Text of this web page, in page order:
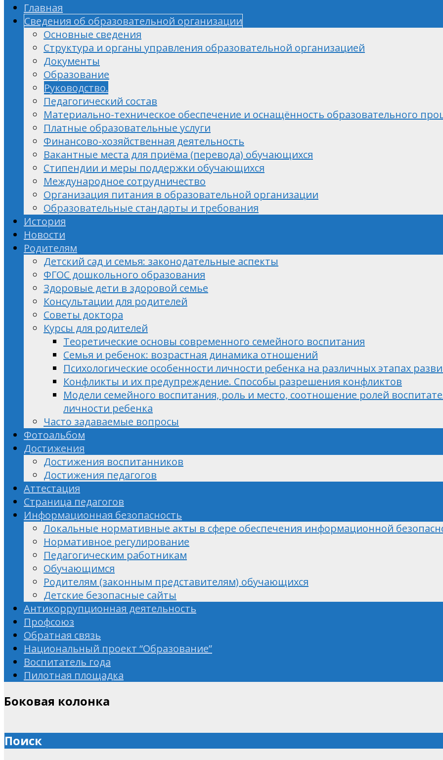
Главная
Сведения об образовательной организации
Основные сведения
Структура и органы управления образовательной организацией
Документы
Образование
Руководство.
Педагогический состав
Материально-техническое обеспечение и оснащённость образовательного
Платные образовательные услуги
Финансово-хозяйственная деятельность
Вакантные места для приёма (перевода) обучающихся
Стипендии и меры поддержки обучающихся
Международное сотрудничество
Организация питания в образовательной организации
Образовательные стандарты и требования
История
Новости
Родителям
Детский сад и семья: законодательные аспекты
ФГОС дошкольного образования
Здоровые дети в здоровой семье
Консультации для родителей
Советы доктора
Курсы для родителей
Теоретические основы современного семейного воспитания
Семья и ребенок: возрастная динамика отношений
Психологические особенности личности ребенка на различных этапах
Конфликты и их предупреждение. Способы разрешения конфликтов
Модели семейного воспитания, роль и место, соотношение ролей
личности ребенка
Часто задаваемые вопросы
Фотоальбом
Достижения
Достижения воспитанников
Достижения педагогов
Аттестация
Страница педагогов
Информационная безопасность
Локальные нормативные акты в сфере обеспечения информационной
Нормативное регулирование
Педагогическим работникам
Обучающимся
Родителям (законным представителям) обучающихся
Детские безопасные сайты
Антикоррупционная деятельность
Профсоюз
Обратная связь
Национальный проект “Образование”
Воспитатель года
Пилотная площадка
Боковая колонка
Поиск